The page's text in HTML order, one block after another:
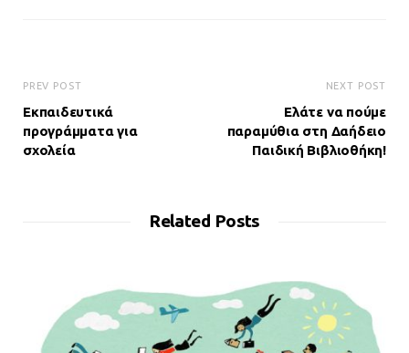
PREV POST
Εκπαιδευτικά
προγράμματα για
σχολεία
NEXT POST
Ελάτε να πούμε
παραμύθια στη Δαήδειο
Παιδική Βιβλιοθήκη!
Related Posts